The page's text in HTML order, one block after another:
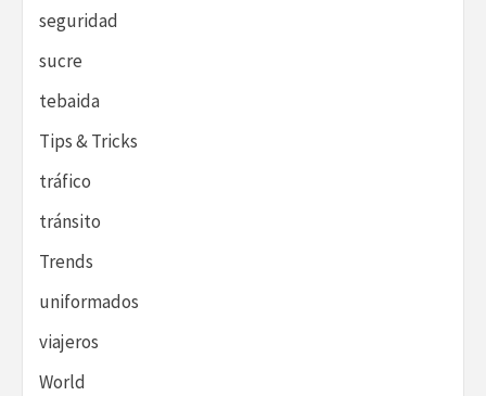
seguridad
sucre
tebaida
Tips & Tricks
tráfico
tránsito
Trends
uniformados
viajeros
World